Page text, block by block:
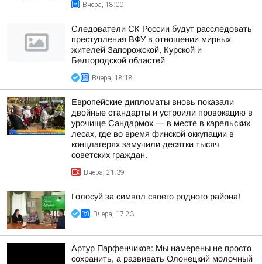
Вчера, 18:00
Следователи СК России будут расследовать
преступления ВФУ в отношении мирных
жителей Запорожской, Курской и
Белгородской областей
Вчера, 18:18
Европейские дипломаты вновь показали
двойные стандарты и устроили провокацию в
урочище Сандармох — в месте в карельских
лесах, где во время финской оккупации в
концлагерях замучили десятки тысяч
советских граждан.
Вчера, 21:39
Голосуй за символ своего родного района!
Вчера, 17:23
Артур Парфенчиков: Мы намерены не просто
сохранить, а развивать Олонецкий молочный